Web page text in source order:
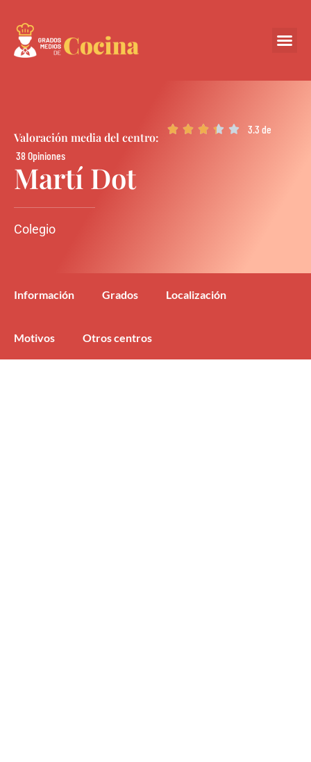
Valoración media del centro:
     3.3 de
38 Opiniones
Martí Dot
Colegio
Información Grados Localización
Motivos Otros centros